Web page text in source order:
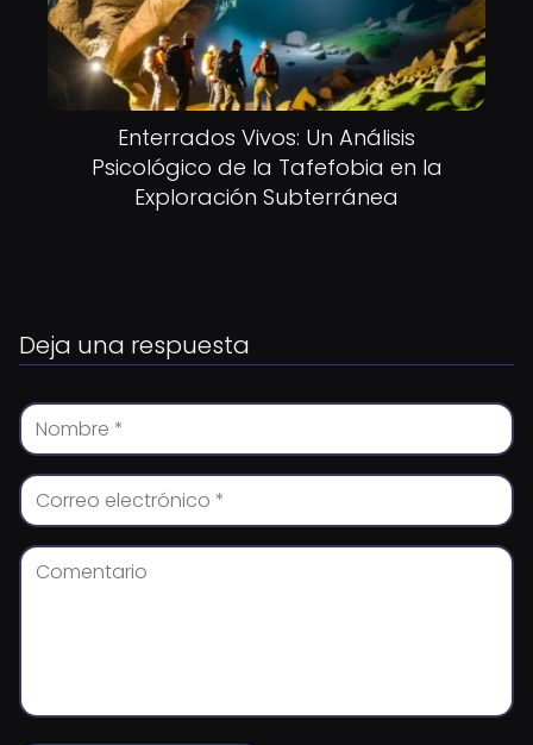
Enterrados Vivos: Un Análisis
Psicológico de la Tafefobia en la
Exploración Subterránea
Deja una respuesta